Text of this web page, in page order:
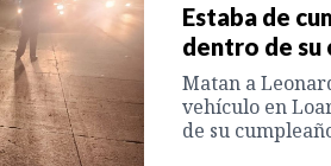
Estaba de
dentro de su
Matan a
vehículo en
de su